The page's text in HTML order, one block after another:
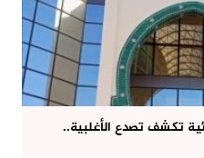
تكشف تصدع الأغلبية..